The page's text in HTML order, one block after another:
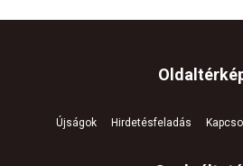
Újságok Hirdetésfeladás